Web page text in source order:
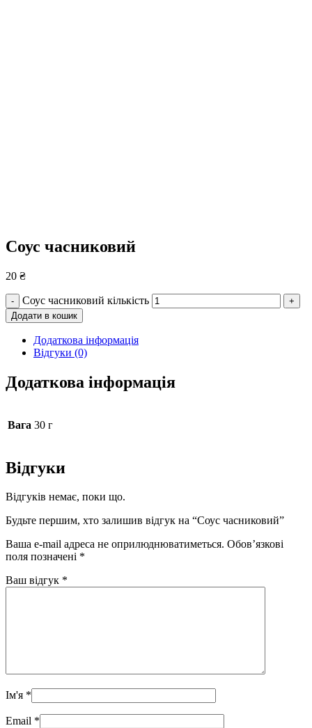
Соус часниковий
20 ₴
- Соус часниковий кількість
+
Додати в кошик
Додаткова інформація
Відгуки (0)
Додаткова інформація
Вага 30 г
Відгуки
Відгуків немає, поки що.
Будьте першим, хто залишив відгук на “Соус часниковий”
Ваша e-mail адреса не оприлюднюватиметься. Обов’язкові
поля позначені *
Ваш відгук *
Ім'я *
Email *